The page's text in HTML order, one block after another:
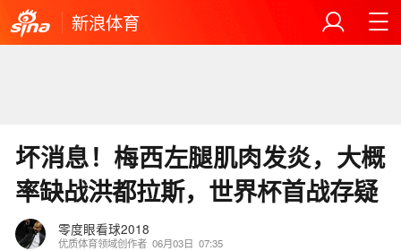
新浪体育
坏消息！梅西左腿肌肉发炎，大概
率缺战洪都拉斯，世界杯首战存疑
零度眼看球2018
优质体育领域创作者 06月03日 07:35